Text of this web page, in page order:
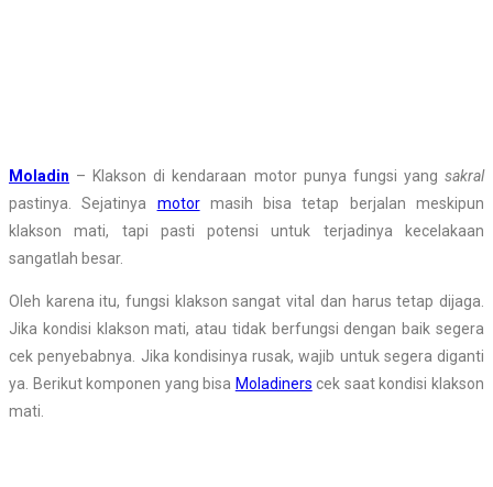
Moladin – Klakson di kendaraan motor punya fungsi yang sakral
pastinya. Sejatinya motormasih bisa tetap berjalan meskipun
klakson mati, tapi pasti potensi untuk terjadinya kecelakaan
sangatlah besar.
Oleh karena itu, fungsi klakson sangat vital dan harus tetap dijaga.
Jika kondisi klakson mati, atau tidak berfungsi dengan baik segera
cek penyebabnya. Jika kondisinya rusak, wajib untuk segera diganti
ya. Berikut komponen yang bisa Moladiners cek saat kondisi klakson
mati.